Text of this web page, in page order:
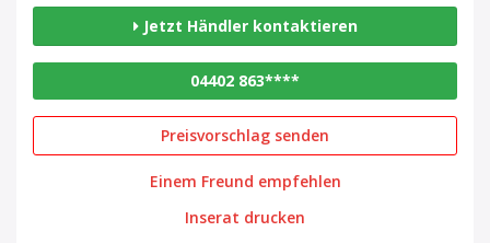
Jetzt Händler kontaktieren
04402 863****
Preisvorschlag senden
Einem Freund empfehlen
Inserat drucken